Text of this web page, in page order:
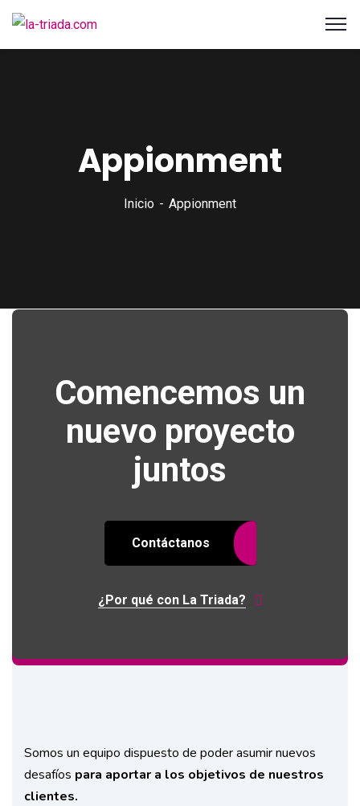
Appionment
Inicio Appionment
Comencemos un
nuevo proyecto
juntos
Contáctanos
¿Por qué con La Triada?
Somos un equipo dispuesto de poder asumir nuevos
desafíos para aportar a los objetivos de nuestros
clientes.